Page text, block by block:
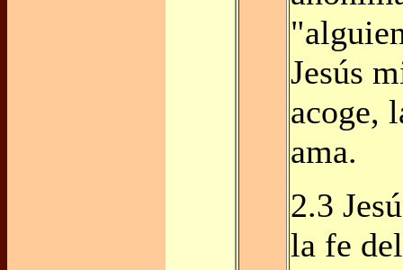
Jesús
acoge,
ama.
2.3
la fe